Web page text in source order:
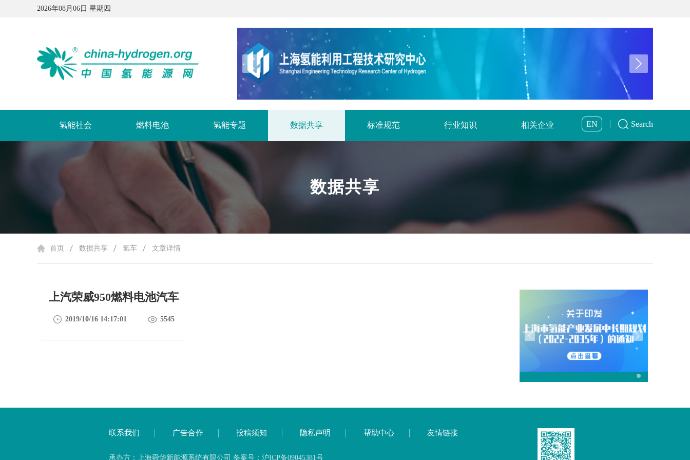
2026年08月06日 星期四
氢能社会 燃料电池 氢能专题 数据共享 标准规范 行业知识 相关企业 EN Search
数据共享
首页 数据共享 氢车 文章详情
上汽荣威950燃料电池汽车
2019/10/16 14:17:01 5545
联系我们 广告合作 投稿须知 隐私声明 帮助中心 友情链接
承办方：上海舜华新能源系统有限公司 备案号：沪ICP备09045381号